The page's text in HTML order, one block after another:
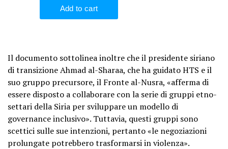
Il documento sottolinea inoltre che il presidente siriano
di transizione Ahmad al-Sharaa, che ha guidato HTS e il
suo gruppo precursore, il Fronte al-Nusra, «afferma di
essere disposto a collaborare con la serie di gruppi etno-
settari della Siria per sviluppare un modello di
governance inclusivo». Tuttavia, questi gruppi sono
scettici sulle sue intenzioni, pertanto «le negoziazioni
prolungate potrebbero trasformarsi in violenza».